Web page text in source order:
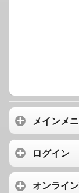
メインメ
ログイン
オンライ